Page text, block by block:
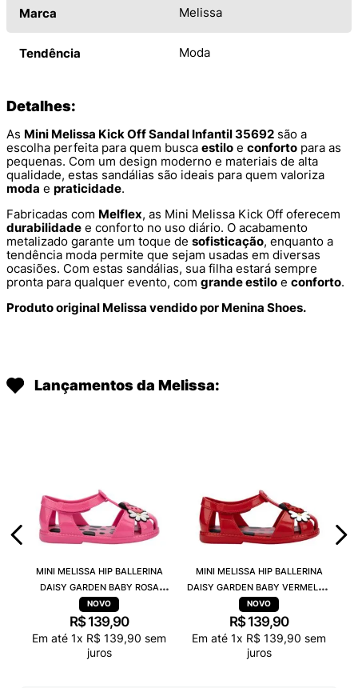
Marca Melissa
Tendência Moda
Detalhes:
As Mini Melissa Kick Off Sandal Infantil 35692 são a
escolha perfeita para quem busca estilo e conforto para as
pequenas. Com um design moderno e materiais de alta
qualidade, estas sandálias são ideais para quem valoriza
moda e praticidade.
Fabricadas com Melflex, as Mini Melissa Kick Off oferecem
durabilidade e conforto no uso diário. O acabamento
metalizado garante um toque de sofisticação, enquanto a
tendência moda permite que sejam usadas em diversas
ocasiões. Com estas sandálias, sua filha estará sempre
pronta para qualquer evento, com grande estilo e conforto.
Produto original Melissa vendido por Menina Shoes.
Lançamentos da Melissa:
MINI MELISSA HIP BALLERINA
DAISY GARDEN BABY ROSA
PRETO 38115
R$ 139,90
Em até 1x R$ 139,90 sem
juros
MINI MELISSA HIP BALLERINA
DAISY GARDEN BABY VERMELHO
PRETO 38115
R$ 139,90
Em até 1x R$ 139,90 sem
juros